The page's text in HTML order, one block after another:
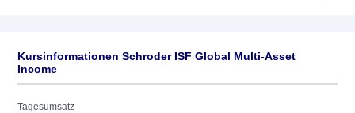
Kursinformationen Schroder ISF Global Multi-Asset
Income
Tagesumsatz